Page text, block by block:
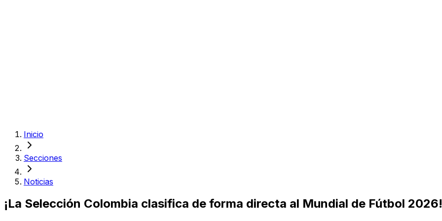
Inicio
Secciones
Noticias
¡La Selección Colombia clasifica de forma directa al Mundial de Fútbol 2026!